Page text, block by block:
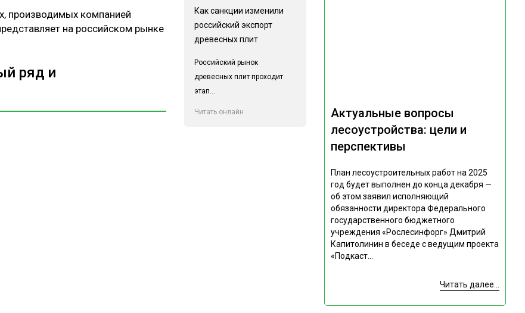
производимых компанией
на российском рынке
ряд и
Как санкции изменили
российский экспорт
древесных плит
Российский рынок
древесных плит проходит
этап...
Читать онлайн
Актуальные вопросы
лесоустройства: цели и
перспективы
План лесоустроительных работ на 2025
год будет выполнен до конца декабря —
об этом заявил исполняющий
обязанности директора Федерального
государственного бюджетного
учреждения «Рослесинфорг» Дмитрий
Капитолинин в беседе с ведущим проекта
«Подкаст...
Читать далее...